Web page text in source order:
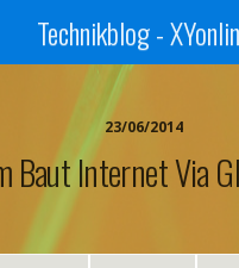
Technikblog -
23/06/2014
Baut Internet Via